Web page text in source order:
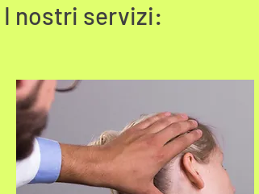
I nostri servizi: